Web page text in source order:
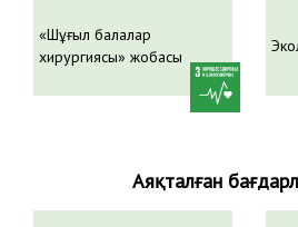
«Шұғыл балалар
хирургиясы» жобасы
Аяқталған